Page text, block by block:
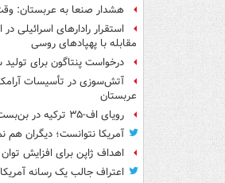
هشدار صنعا به عربستان:
استقرار رادارهای اسرائیلی در
مقابله با پهپادهای روسی
درخواست پنتاگون برای
آتش‌سوزی در تأسیسات
عربستان
رویای اف-۳۵ ترکیه در بن‌بست
آمریکا نتوانست؛ دیگران هم
اهداف ژاپن برای افزایش
اعتراف جالب یک رسانه